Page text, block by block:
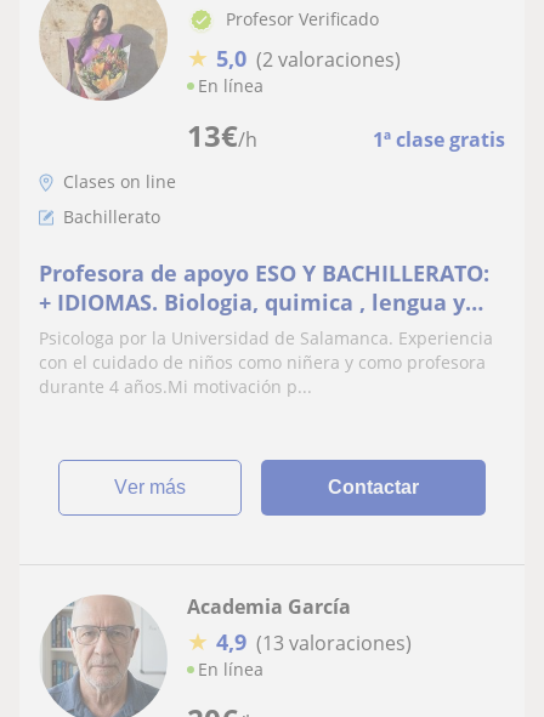
13€/h 1ª clase gratis
Profesor Verificado
★ 5,0 (2 valoraciones)
En línea
Clases on line
Bachillerato
Profesora de apoyo ESO Y BACHILLERATO:
+ IDIOMAS. Biologia, quimica , lengua y
literatura , geografía, historia,
matemáticas, ingles y francés
Psicologa por la Universidad de Salamanca. Experiencia
con el cuidado de niños como niñera y como profesora
durante 4 años.Mi motivación p...
ver más Contactar
Academia García
★ 4,9 (13 valoraciones)
En línea